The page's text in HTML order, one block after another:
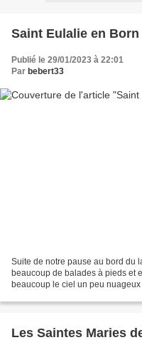
Saint Eulalie en Born
Publié le 29/01/2023 à 22:01
Par bebert33
Suite de notre pause au bord du
beaucoup de balades à pieds et
beaucoup le ciel un peu nuageux